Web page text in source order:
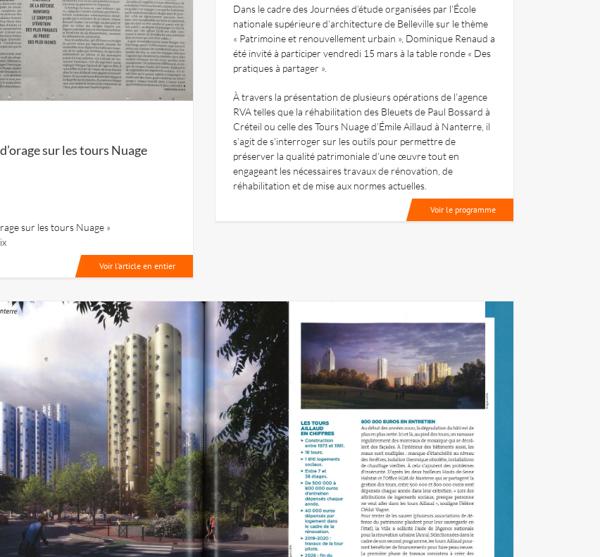
sur les tours Nuage
sur les tours Nuage »
Voir l’article en entier
Dans le cadre des Journées d’étude organisées par l’École
nationale supérieure d’architecture de Belleville sur le thème
« Patrimoine et renouvellement urbain », Dominique Renaud a
été invité à participer vendredi 15 mars à la table ronde « Des
pratiques à partager ».
À travers la présentation de plusieurs opérations de l’agence
RVA telles que la réhabilitation des Bleuets de Paul Bossard à
Créteil ou celle des Tours Nuage d’Émile Aillaud à Nanterre, il
s’agit de s’interroger sur les outils pour permettre de
préserver la qualité patrimoniale d’une œuvre tout en
engageant les nécessaires travaux de rénovation, de
réhabilitation et de mise aux normes actuelles.
Voir le programme